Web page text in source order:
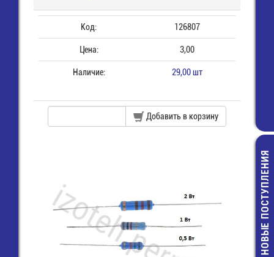
CBB60A-
мкф-450В-
НОВЫЕ ПОСТУПЛЕНИЯ
Код: 126807
Цена: 3,00
Наличие: 29,00 шт
Добавить в корзину